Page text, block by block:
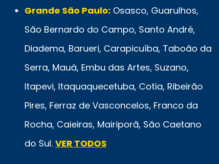
Grande São Paulo: Osasco, Guarulhos,
São Bernardo do Campo, Santo André,
Diadema, Barueri, Carapicuíba, Taboão da
Serra, Mauá, Embu das Artes, Suzano,
Itapevi, Itaquaquecetuba, Cotia, Ribeirão
Pires, Ferraz de Vasconcelos, Franco da
Rocha, Caieiras, Mairiporã, São Caetano
do Sul. VER TODOS